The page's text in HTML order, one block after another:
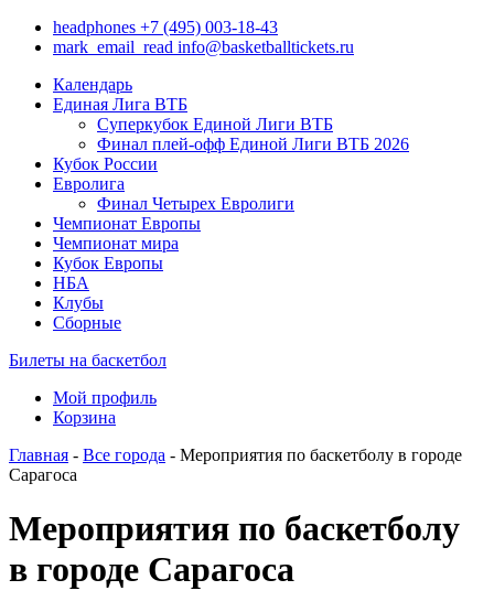
headphones +7 (495) 003-18-43
mark_email_read info@basketballtickets.ru
Календарь
Единая Лига ВТБ
Суперкубок Единой Лиги ВТБ
Финал плей-офф Единой Лиги ВТБ 2026
Кубок России
Евролига
Финал Четырех Евролиги
Чемпионат Европы
Чемпионат мира
Кубок Европы
НБА
Клубы
Сборные
Билеты на баскетбол
Мой профиль
Корзина
Главная - Все города - Мероприятия по баскетболу в городе
Сарагоса
Мероприятия по баскетболу
в городе Сарагоса